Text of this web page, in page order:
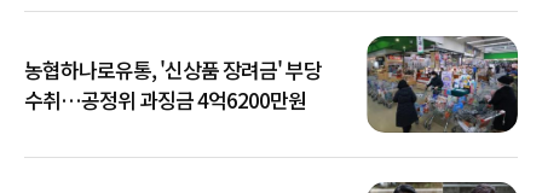
농협하나로유통, '신상품 장려금' 부당
수취…공정위 과징금 4억6200만원